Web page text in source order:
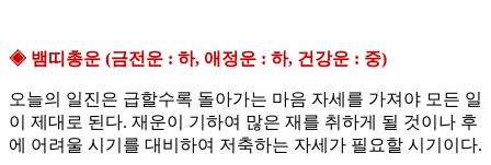
◈ 뱀띠총운 (금전운 : 하, 애정운 : 하, 건강운 : 중)
오늘의 일진은 급할수록 돌아가는 마음 자세를 가져야 모든 일
이 제대로 된다. 재운이 기하여 많은 재를 취하게 될 것이나 후
에 어려울 시기를 대비하여 저축하는 자세가 필요할 시기이다.